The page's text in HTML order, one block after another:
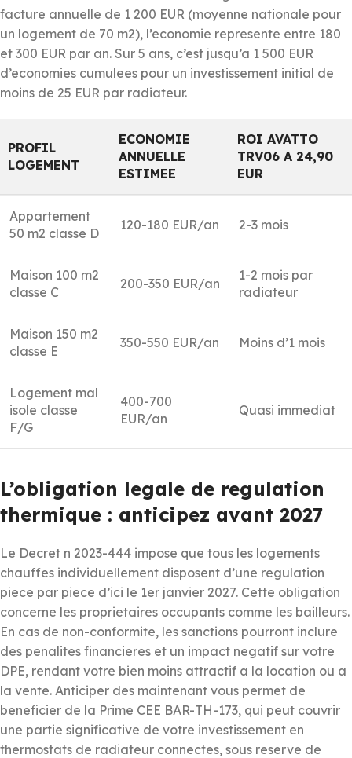
facture annuelle de 1 200 EUR (moyenne nationale pour
un logement de 70 m2), l’economie represente entre 180
et 300 EUR par an. Sur 5 ans, c’est jusqu’a 1 500 EUR
d’economies cumulees pour un investissement initial de
moins de 25 EUR par radiateur.
PROFIL
LOGEMENT
ECONOMIE
ANNUELLE
ESTIMEE
ROI AVATTO
TRV06 A 24,90
EUR
Appartement
50 m2 classe D
120-180 EUR/an 2-3 mois
Maison 100 m2
classe C
200-350 EUR/an
1-2 mois par
radiateur
Maison 150 m2
classe E
350-550 EUR/an Moins d’1 mois
Logement mal
isole classe
F/G
400-700
EUR/an
Quasi immediat
L’obligation legale de regulation
thermique : anticipez avant 2027
Le Decret n 2023-444 impose que tous les logements
chauffes individuellement disposent d’une regulation
piece par piece d’ici le 1er janvier 2027. Cette obligation
concerne les proprietaires occupants comme les bailleurs.
En cas de non-conformite, les sanctions pourront inclure
des penalites financieres et un impact negatif sur votre
DPE, rendant votre bien moins attractif a la location ou a
la vente. Anticiper des maintenant vous permet de
beneficier de la Prime CEE BAR-TH-173, qui peut couvrir
une partie significative de votre investissement en
thermostats de radiateur connectes, sous reserve de